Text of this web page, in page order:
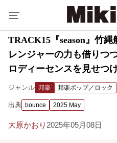
TRACK15『season』竹
レンジャーの力も借りつ
ロディーセンスを見せつ
ジャンル 邦楽 邦楽ポップ／ロック
出典 bounce 2025 May
大原かおり 2025年05月08日